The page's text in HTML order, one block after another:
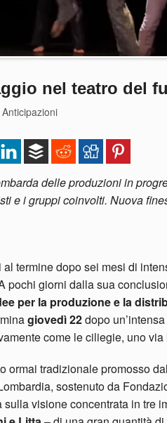
nel teatro del
Anticipazioni
delle produzioni in
e i gruppi coinvolti. Nuova
al termine dopo sei mesi di
pochi giorni dalla sua
per la produzione e la
giovedì 22dopo
come le ciliegie, uno via
ormai tradizionale promosso
sostenuto da
visione concentrata in tre